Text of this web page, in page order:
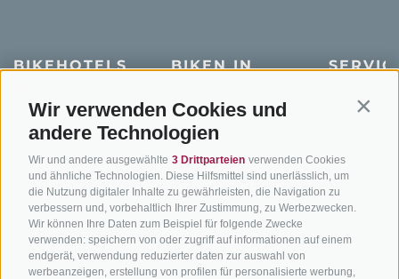
Wir verwenden Cookies und
andere Technologien
Wir und andere ausgewählte 3 Drittparteien verwenden Cookies
und ähnliche Technologien. Diese Hilfsmittel sind unerlässlich, um
die Nutzung digitaler Inhalte zu gewährleisten, die Navigation zu
verbessern und, vorbehaltlich Ihrer Zustimmung, zu Werbezwecken.
Wir können Ihre Daten zum Beispiel für folgende Zwecke
verwenden: speichern von oder zugriff auf informationen auf einem
endgerät, verwendung reduzierter daten zur auswahl von
werbeanzeigen, erstellung von profilen für personalisierte werbung,
BIKEHOTELS
Hotels & Pakete
Unsere Gutscheine
Hot Deals
Bike & Work
BIKEN IN
Mountainbiken in
Südtirol
Rennradfahren in
Südtirol
Radwege in Südtirol
Bikeshops & Verleihe
Bike-Schulen
Kontakt
Events
Zum